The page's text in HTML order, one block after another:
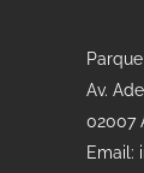
Av.
02007
Email: